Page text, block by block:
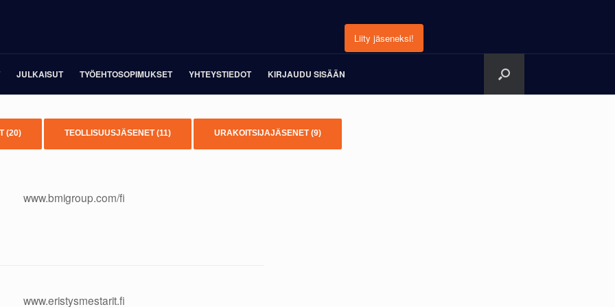
Liity jäseneksi!
JULKAISUT TYÖEHTOSOPIMUKSET YHTEYSTIEDOT KIRJAUDU SISÄÄN
(20) TEOLLISUUSJÄSENET(11) URAKOITSIJAJÄSENET(9)
www.bmigroup.com/fi
www.eristysmestarit.fi